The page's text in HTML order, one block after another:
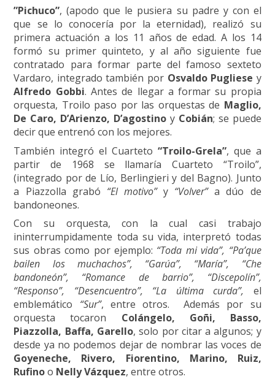
”Pichuco”, (apodo que le pusiera su padre y con el
que se lo conocería por la eternidad), realizó su
primera actuación a los 11 años de edad. A los 14
formó su primer quinteto, y al año siguiente fue
contratado para formar parte del famoso sexteto
Vardaro, integrado también por Osvaldo Pugliese y
Alfredo Gobbi. Antes de llegar a formar su propia
orquesta, Troilo paso por las orquestas de Maglio,
De Caro, D’Arienzo, D’agostino yCobián; se puede
decir que entrenó con los mejores.
También integró el Cuarteto “Troilo-Grela”, que a
partir de 1968 se llamaría Cuarteto “Troilo”,
(integrado por de Lío, Berlingieri y del Bagno). Junto
a Piazzolla grabó “El motivo”y “Volver”a dúo de
bandoneones.
Con su orquesta, con la cual casi trabajo
ininterrumpidamente toda su vida, interpretó todas
sus obras como por ejemplo: “Toda mi vida”, “Pa’que
bailen los muchachos”, “Garúa”, “María”, “Che
bandoneón”, “Romance de barrio”, “Discepolín”,
“Responso”, “Desencuentro”, “La última curda”, el
emblemático “Sur”, entre otros. Además por su
orquesta tocaron Colángelo, Goñi, Basso,
Piazzolla, Baffa, Garello, solo por citar a algunos; y
desde ya no podemos dejar de nombrar las voces de
Goyeneche, Rivero, Fiorentino, Marino, Ruiz,
Rufinoo Nelly Vázquez, entre otros.